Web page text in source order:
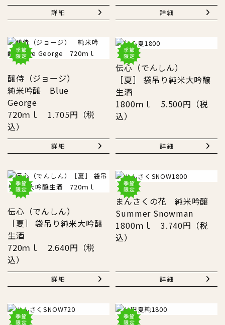
詳細 詳細
醸侍（ジョージ）
純米吟醸 Blue
George
720ｍｌ 1.705円（税
込）
詳細
伝心（でんしん）
［夏］ 袋吊り純米大吟醸
生酒
1800ｍｌ 5.500円（税
込）
詳細
伝心（でんしん）
［夏］ 袋吊り純米大吟醸
生酒
720ｍｌ 2.640円（税
込）
詳細
まんさくの花 純米吟醸
Summer Snowman
1800ｍｌ 3.740円（税
込）
詳細